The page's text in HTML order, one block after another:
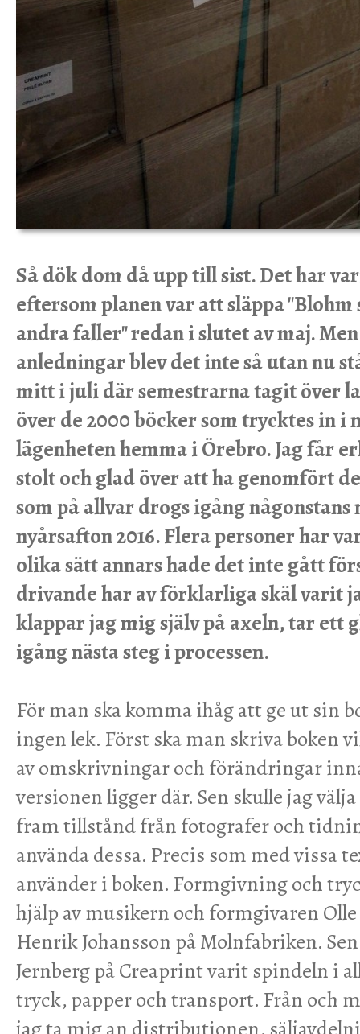
Så dök dom då upp till sist. Det har
eftersom planen var att släppa
andra faller" redan i slutet av maj.
anledningar blev det inte så utan nu
mitt i juli där semestrarna tagit över
över de 2000 böcker som trycktes in
lägenheten hemma i Örebro. Jag får
stolt och glad över att ha genomfört
som på allvar drogs igång
nyårsafton 2016. Flera personer har
olika sätt annars hade det inte gått
drivande har av förklarliga skäl varit
klappar jag mig själv på axeln, tar ett
igång nästa steg i processen.
För man ska komma ihåg att ge ut sin
ingen lek. Först ska man skriva boken
av omskrivningar och förändringar
versionen ligger där. Sen skulle jag
fram tillstånd från fotografer och
använda dessa. Precis som med vissa
använder i boken. Formgivning och
hjälp av musikern och formgivaren
Henrik Johansson på Molnfabriken.
Jernberg på Creaprint varit spindeln i
tryck, papper och transport. Från och
jag ta mig an distributionen,